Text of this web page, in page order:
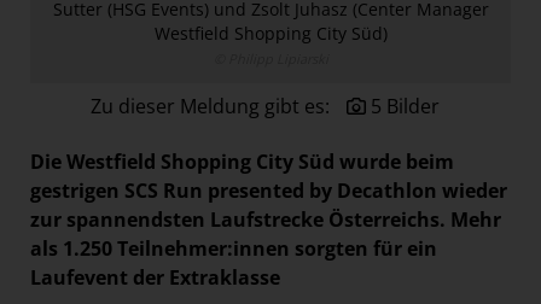
Paradies Garten
The Companion
The Hoxton
Unibail-Rodamco-Westfield
Sutter (HSG Events) und Zsolt Juhasz (Center Manager
Westfield Shopping City Süd)
Zu dieser Meldung gibt es: 5 Bilder
Die Westfield Shopping City Süd wurde beim
gestrigen SCS Run presented by Decathlon wieder
zur spannendsten Laufstrecke Österreichs. Mehr
als 1.250 Teilnehmer:innen sorgten für ein
Laufevent der Extraklasse